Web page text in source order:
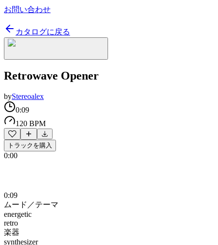
お問い合わせ
カタログに戻る
Retrowave Opener
byStereoalex
0:09
120 BPM
トラックを購入
0:00
0:09
ムード／テーマ
energetic
retro
楽器
synthesizer